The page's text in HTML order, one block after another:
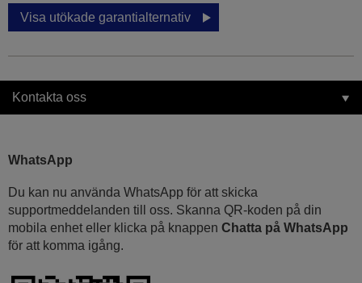
Visa utökade garantialternativ
Kontakta oss
WhatsApp
Du kan nu använda WhatsApp för att skicka
supportmeddelanden till oss. Skanna QR-koden på din
mobila enhet eller klicka på knappen Chatta på WhatsApp
för att komma igång.